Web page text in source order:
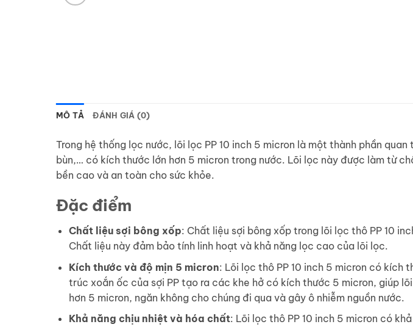
MÔ TẢ ĐÁNH GIÁ (0)
Trong hệ thống lọc nước, lõi lọc PP 10 inch 5 micron là một thành phần
bùn,… có kích thước lớn hơn 5 micron trong nước. Lõi lọc này được làm từ
bền cao và an toàn cho sức khỏe.
Đặc điểm
Chất liệu sợi bông xốp: Chất liệu sợi bông xốp trong lõi lọc thô PP 10
Chất liệu này đảm bảo tính linh hoạt và khả năng lọc cao của lõi lọc.
Kích thước và độ mịn 5 micron: Lõi lọc thô PP 10 inch 5 micron có kích
trúc xoắn ốc của sợi PP tạo ra các khe hở có kích thước 5 micron, giúp
hơn 5 micron, ngăn không cho chúng đi qua và gây ô nhiễm nguồn nước.
Khả năng chịu nhiệt và hóa chất: Lõi lọc thô PP 10 inch 5 micron có